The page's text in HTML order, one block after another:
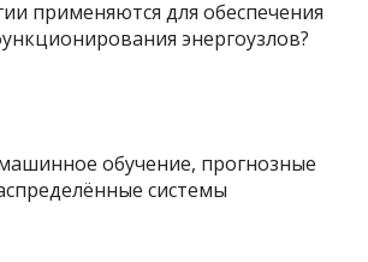
применяются для обеспечения
энергоузлов?
обучение, прогнозные
системы